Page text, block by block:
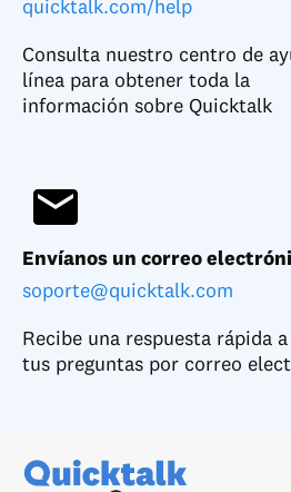
quicktalk.com/help
Consulta nuestro centro de
línea para obtener toda la
información sobre Quicktalk
Envíanos un correo
soporte@quicktalk.com
Recibe una respuesta rápida
tus preguntas por correo